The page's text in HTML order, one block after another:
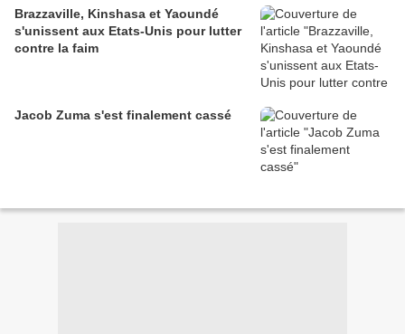
Brazzaville, Kinshasa et Yaoundé
s'unissent aux Etats-Unis pour lutter
contre la faim
Jacob Zuma s'est finalement cassé